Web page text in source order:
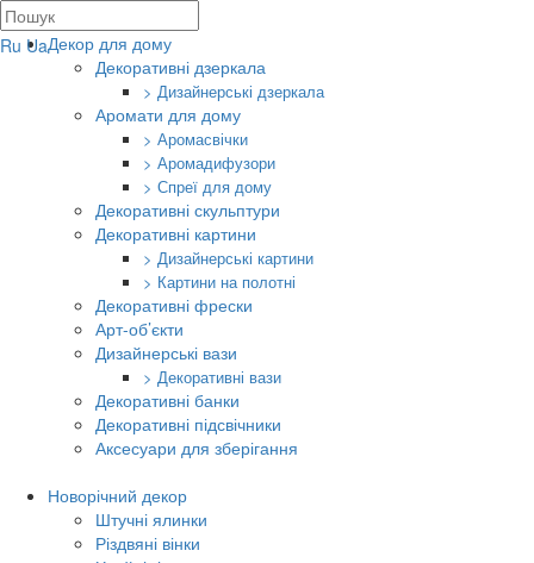
Ru UaДекор для дому
Декоративні дзеркала
> Дизайнерські дзеркала
Аромати для дому
> Аромасвічки
> Аромадифузори
> Спреї для дому
Декоративні скульптури
Декоративні картини
> Дизайнерські картини
> Картини на полотні
Декоративні фрески
Арт-об’єкти
Дизайнерські вази
> Декоративні вази
Декоративні банки
Декоративні підсвічники
Аксесуари для зберігання
Новорічний декор
Штучні ялинки
Різдвяні вінки